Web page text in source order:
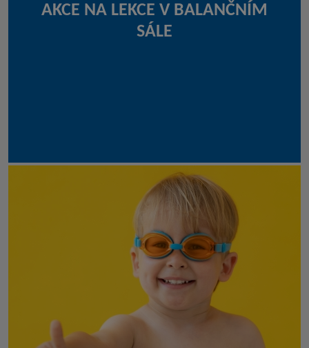
AKCE NA LEKCE V BALANČNÍM
SÁLE